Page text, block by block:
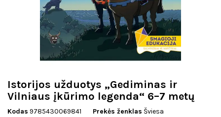
Istorijos užduotys „Gediminas ir
Vilniaus įkūrimo legenda“ 6–7 metų
Kodas 9785430069841 Prekės ženklas Šviesa